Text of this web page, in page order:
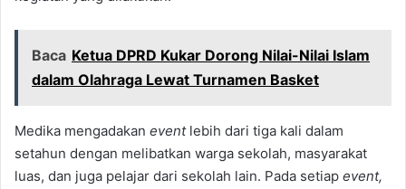
Baca Ketua DPRD Kukar Dorong Nilai-Nilai Islam
dalam Olahraga Lewat Turnamen Basket
Medika mengadakan event lebih dari tiga kali dalam
setahun dengan melibatkan warga sekolah, masyarakat
luas, dan juga pelajar dari sekolah lain. Pada setiap event,